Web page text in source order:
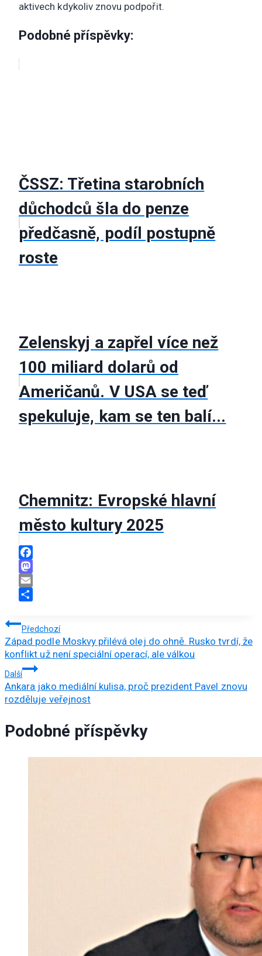
aktivech kdykoliv znovu podpořit.
Podobné příspěvky:
ČSSZ: Třetina starobních
důchodců šla do penze
předčasně, podíl postupně
roste
Zelenskyj a zapřel více než
100 miliard dolarů od
Američanů. V USA se teď
spekuluje, kam se ten balí...
Chemnitz: Evropské hlavní
město kultury 2025
Facebook
Mastodon
Email
Navigace
pro
příspěvek
Předchozí
Západ podle Moskvy přilévá olej do ohně. Rusko tvrdí, že
konflikt už není speciální operací, ale válkou
Další
Ankara jako mediální kulisa, proč prezident Pavel znovu
rozděluje veřejnost
Podobné příspěvky